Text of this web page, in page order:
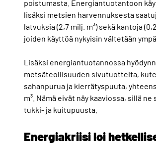
poistumasta. Energiantuotantoon
lisäksi metsien harvennuksesta
latvuksia (2,7 milj. m³) sekä kantoja
joiden käyttöä nykyisin vältetään
Lisäksi energiantuotannossa
metsäteollisuuden sivutuotteita,
sahanpurua ja kierrätyspuuta,
m³. Nämä eivät näy kaaviossa, sillä ne
tukki- ja kuitupuusta.
Energiakriisi loi